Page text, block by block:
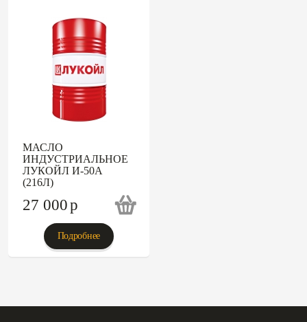
МАСЛО
ИНДУСТРИАЛЬНОЕ
ЛУКОЙЛ И-50А
(216Л)
27 000p
Подробнее